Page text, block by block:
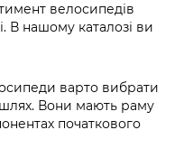
велосипедів
В нашому каталозі ви
варто вибрати
шлях. Вони мають раму
початкового